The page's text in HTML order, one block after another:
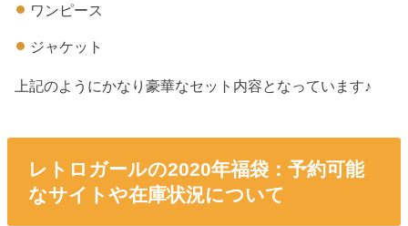
ワンピース
ジャケット
上記のようにかなり豪華なセット内容となっています♪
レトロガールの2020年福袋：予約可能
なサイトや在庫状況について